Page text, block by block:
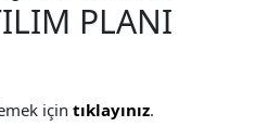
PLANI
için tıklayınız.